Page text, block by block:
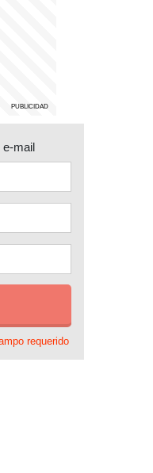
e-mail
requerido